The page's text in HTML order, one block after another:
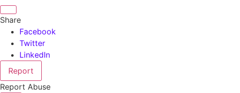
Share
Facebook
Twitter
LinkedIn
Report
Report Abuse